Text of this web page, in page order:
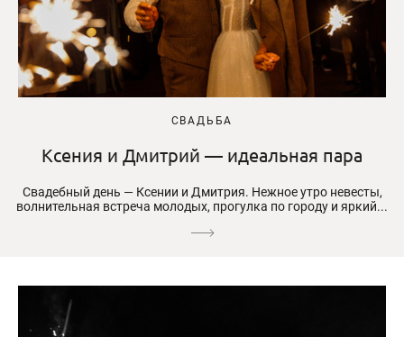
СВАДЬБА
Ксения и Дмитрий — идеальная пара
Свадебный день — Ксении и Дмитрия. Нежное утро невесты,
волнительная встреча молодых, прогулка по городу и яркий...